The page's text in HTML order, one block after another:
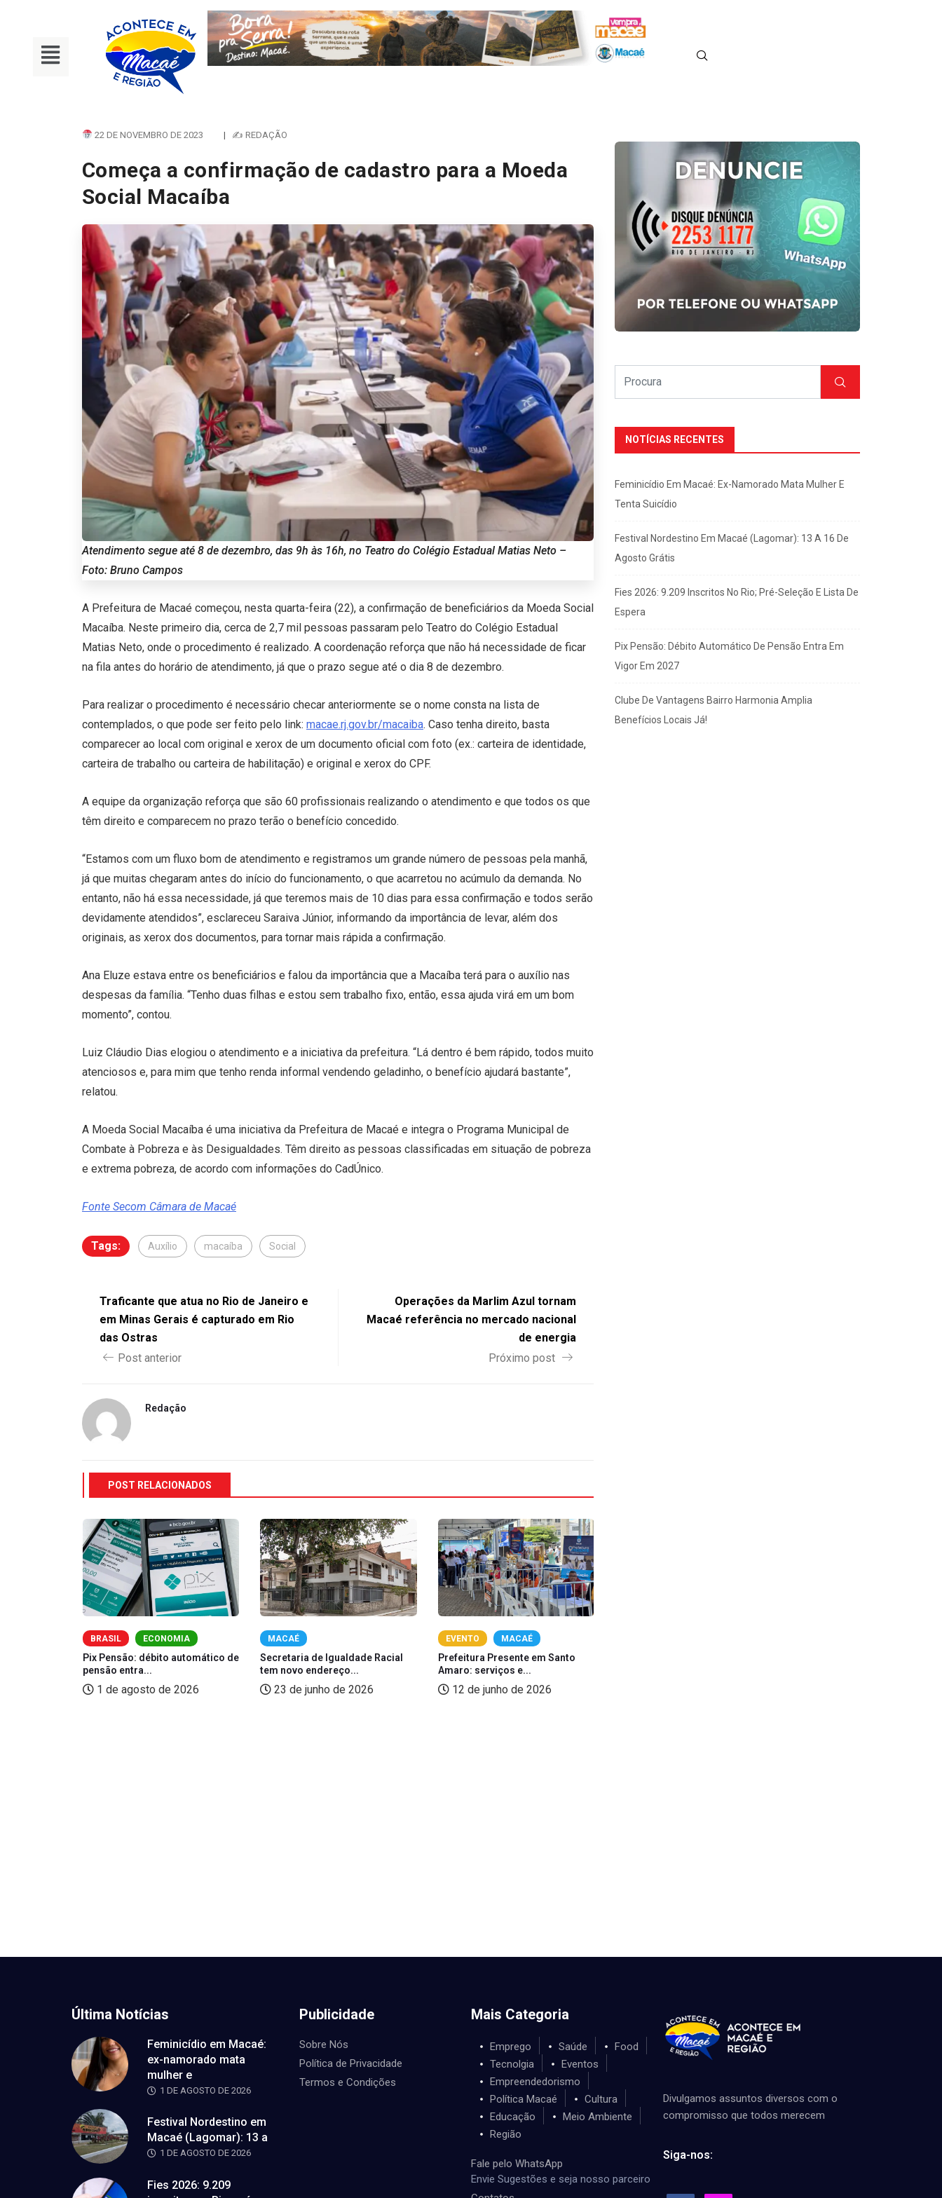
22 DE NOVEMBRO DE 2023 | ✍ REDAÇÃO
Começa a confirmação de cadastro para a Moeda
Social Macaíba
Atendimento segue até 8 de dezembro, das 9h às 16h, no Teatro do Colégio Estadual Matias Neto –
Foto: Bruno Campos
A Prefeitura de Macaé começou, nesta quarta-feira (22), a confirmação de beneficiários da Moeda Social
Macaíba. Neste primeiro dia, cerca de 2,7 mil pessoas passaram pelo Teatro do Colégio Estadual
Matias Neto, onde o procedimento é realizado. A coordenação reforça que não há necessidade de ficar
na fila antes do horário de atendimento, já que o prazo segue até o dia 8 de dezembro.
Para realizar o procedimento é necessário checar anteriormente se o nome consta na lista de
contemplados, o que pode ser feito pelo link: macae.rj.gov.br/macaiba. Caso tenha direito, basta
comparecer ao local com original e xerox de um documento oficial com foto (ex.: carteira de identidade,
carteira de trabalho ou carteira de habilitação) e original e xerox do CPF.
A equipe da organização reforça que são 60 profissionais realizando o atendimento e que todos os que
têm direito e comparecem no prazo terão o benefício concedido.
“Estamos com um fluxo bom de atendimento e registramos um grande número de pessoas pela manhã,
já que muitas chegaram antes do início do funcionamento, o que acarretou no acúmulo da demanda. No
entanto, não há essa necessidade, já que teremos mais de 10 dias para essa confirmação e todos serão
devidamente atendidos”, esclareceu Saraiva Júnior, informando da importância de levar, além dos
originais, as xerox dos documentos, para tornar mais rápida a confirmação.
Ana Eluze estava entre os beneficiários e falou da importância que a Macaíba terá para o auxílio nas
despesas da família. “Tenho duas filhas e estou sem trabalho fixo, então, essa ajuda virá em um bom
momento”, contou.
Luiz Cláudio Dias elogiou o atendimento e a iniciativa da prefeitura. “Lá dentro é bem rápido, todos muito
atenciosos e, para mim que tenho renda informal vendendo geladinho, o benefício ajudará bastante”,
relatou.
A Moeda Social Macaíba é uma iniciativa da Prefeitura de Macaé e integra o Programa Municipal de
Combate à Pobreza e às Desigualdades. Têm direito as pessoas classificadas em situação de pobreza
e extrema pobreza, de acordo com informações do CadÚnico.
Fonte Secom Câmara de Macaé
Tags: Auxílio macaíba Social
Traficante que atua no Rio de Janeiro e
em Minas Gerais é capturado em Rio
das Ostras
Post anterior
Operações da Marlim Azul tornam
Macaé referência no mercado nacional
de energia
Próximo post
Redação
POST RELACIONADOS
BRASIL ECONOMIA
Pix Pensão: débito automático de
pensão entra...
1 de agosto de 2026
MACAÉ
Secretaria de Igualdade Racial
tem novo endereço...
23 de junho de 2026
EVENTO MACAÉ
Prefeitura Presente em Santo
Amaro: serviços e...
12 de junho de 2026
NOTÍCIAS RECENTES
Feminicídio Em Macaé: Ex-Namorado Mata Mulher E
Tenta Suicídio
Festival Nordestino Em Macaé (Lagomar): 13 A 16 De
Agosto Grátis
Fies 2026: 9.209 Inscritos No Rio; Pré-Seleção E Lista De
Espera
Pix Pensão: Débito Automático De Pensão Entra Em
Vigor Em 2027
Clube De Vantagens Bairro Harmonia Amplia
Benefícios Locais Já!
Última Notícias
Feminicídio em Macaé:
ex-namorado mata
mulher e
1 DE AGOSTO DE 2026
Festival Nordestino em
Macaé (Lagomar): 13 a
1 DE AGOSTO DE 2026
Fies 2026: 9.209
Publicidade
Sobre Nós
Política de Privacidade
Termos e Condições
Mais Categoria
Emprego Saúde
Food
Tecnolgia
Eventos
Empreendedorismo
Política Macaé
Cultura
Educação
Meio Ambiente
Região
Fale pelo WhatsApp
Envie Sugestões e seja nosso parceiro
Divulgamos assuntos diversos com o
compromisso que todos merecem
Siga-nos: